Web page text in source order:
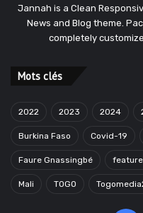
Jannah is a Clean
News and Blog theme.
completely
Mots clés
2022 2023 2024
Burkina Faso Covid-19
Faure Gnassingbé
Mali TOGO